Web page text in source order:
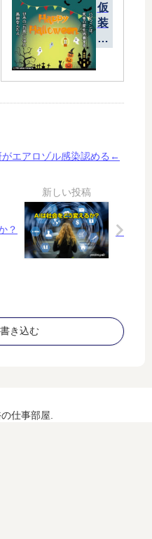
ム
メ
ル
仮
装
バ
ぎ
と
ハ
ィ
ン
がエアロゾル感染認める←
？
き込む
仕事部屋.